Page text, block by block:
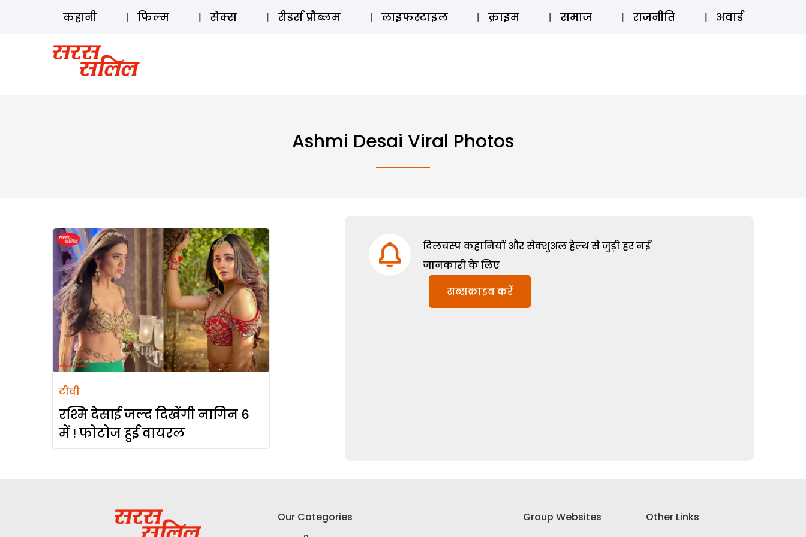
ऑडियो स्टोरी लॉग इन ⚲ SUBSCRIBE
कहानी फिल्म सेक्स रीडर्स प्रौब्लम लाइफस्टाइल क्राइम समाज राजनीति अवार्ड
Ashmi Desai Viral Photos
टीवी
रश्मि देसाई जल्द दिखेंगी नागिन 6
में ! फोटोज हुईं वायरल
दिलचस्प कहानियों और सेक्शुअल हेल्थ से जुड़ी हर नई
जानकारी के लिए
सब्सक्राइब करें
Our Categories
Group Websites
Other Links